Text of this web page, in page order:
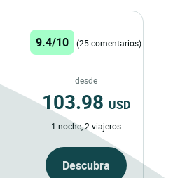
9.4/10 (25 comentarios)
desde
103.98 USD
1 noche, 2 viajeros
Descubra